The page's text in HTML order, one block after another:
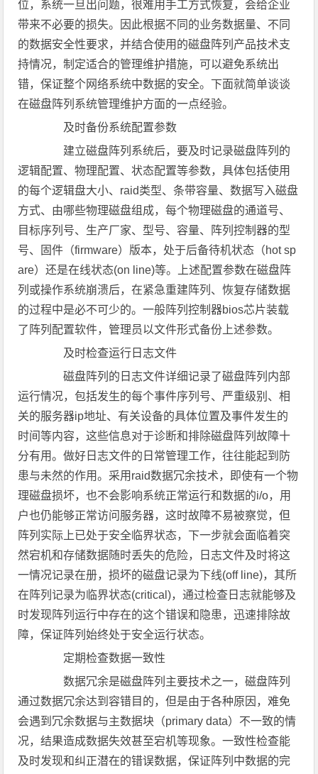
位，系统一旦出问题，很难用手工方式恢复，会给企业
带来不必要的损失。因此根据不同的业务数据量、不同
的数据安全性要求，并结合使用的磁盘阵列产品技术支
持情况，制定适合的管理维护措施，可以避免系统出
错，保证整个网络系统中数据的安全。下面就简单谈谈
在磁盘阵列系统管理维护方面的一点经验。
及时备份系统配置参数
建立磁盘阵列系统后，要及时记录磁盘阵列的
逻辑配置、物理配置、状态配置等参数，具体包括使用
的每个逻辑盘大小、raid类型、条带容量、数据写入磁盘
方式、由哪些物理磁盘组成，每个物理磁盘的通道号、
目标序列号、生产厂家、型号、容量、阵列控制器的型
号、固件（firmware）版本，处于后备待机状态（hot sp
are）还是在线状态(on line)等。上述配置参数在磁盘阵
列或操作系统崩溃后，在紧急重建阵列、恢复存储数据
的过程中是必不可少的。一般阵列控制器bios芯片装载
了阵列配置软件，管理员以文件形式备份上述参数。
及时检查运行日志文件
磁盘阵列的日志文件详细记录了磁盘阵列内部
运行情况，包括发生的每个事件序列号、严重级别、相
关的服务器ip地址、有关设备的具体位置及事件发生的
时间等内容，这些信息对于诊断和排除磁盘阵列故障十
分有用。做好日志文件的日常管理工作，往往能起到防
患与未然的作用。采用raid数据冗余技术，即使有一个物
理磁盘损坏，也不会影响系统正常运行和数据的i/o，用
户也仍能够正常访问服务器，这时故障不易被察觉，但
阵列实际上已处于安全临界状态，下一步就会面临着突
然宕机和存储数据随时丢失的危险，日志文件及时将这
一情况记录在册，损坏的磁盘记录为下线(off line)，其所
在阵列记录为临界状态(critical)，通过检查日志就能够及
时发现阵列运行中存在的这个错误和隐患，迅速排除故
障，保证阵列始终处于安全运行状态。
定期检查数据一致性
数据冗余是磁盘阵列主要技术之一，磁盘阵列
通过数据冗余达到容错目的，但是由于各种原因，难免
会遇到冗余数据与主数据块（primary data）不一致的情
况，结果造成数据失效甚至宕机等现象。一致性检查能
及时发现和纠正潜在的错误数据，保证阵列中数据的完